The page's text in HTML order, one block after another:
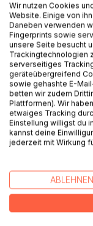
Auf die Merkliste
Titel bewerten
BESCHREIBUNG
wenn sich die
AUTOR/IN
Wir nutzen Cookies
Website. Einige von
Daneben verwenden
Fingerprints sowie
unsere Seite besucht
Trackingtechnologien
serverseitiges
geräteübergreifend
sowie gehashte E-
betten wir zudem
Plattformen). Wir
etwaiges Tracking
Einstellung willigst du
kannst deine
jederzeit mit Wirkung
ABLEHNEN